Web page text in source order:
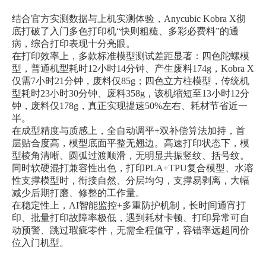
结合官方实测数据与上机实测体验，Anycubic Kobra X彻
底打破了入门多色打印机“快则粗糙、多彩必费料”的通
病，综合打印表现十分亮眼。
在打印效率上，多款标准模型测试差距显著：四色陀螺模
型，普通机型耗时12小时14分钟、产生废料174g，Kobra X
仅需7小时21分钟，废料仅85g；四色立方柱模型，传统机
型耗时23小时30分钟、废料358g，该机缩短至13小时12分
钟，废料仅178g，真正实现提速50%左右、耗材节省近一
半。
在成型精度与质感上，全自动调平+双补偿算法加持，首
层贴合度高，模型底面平整无翘边。高速打印状态下，模
型棱角清晰、圆弧过渡顺滑，无明显共振竖纹、括号纹。
同时软硬混打兼容性出色，打印PLA+TPU复合模型、水溶
性支撑模型时，衔接自然、分层均匀，支撑易剥离，大幅
减少后期打磨、修整的工作量。
在稳定性上，AI智能监控+多重防护机制，长时间通宵打
印、批量打印故障率极低，遇到耗材卡顿、打印异常可自
动预警、跳过瑕疵零件，无需全程值守，容错率远超同价
位入门机型。